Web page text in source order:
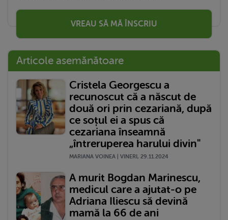
VREAU SĂ MĂ ÎNSCRIU
Articole asemănătoare
Cristela Georgescu a
recunoscut că a născut de
două ori prin cezariană, după
ce soțul ei a spus că
cezariana înseamnă
„întreruperea harului divin"
MARIANA VOINEA | VINERI, 29.11.2024
A murit Bogdan Marinescu,
medicul care a ajutat-o pe
Adriana Iliescu să devină
mamă la 66 de ani